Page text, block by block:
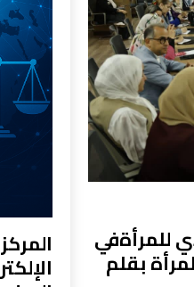
للمرأةفي
بقلم